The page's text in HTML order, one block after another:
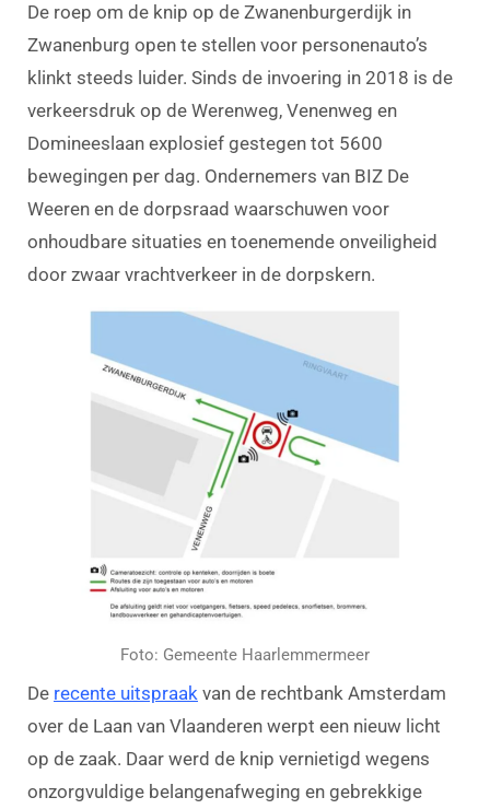
De roep om de knip op de Zwanenburgerdijk in
Zwanenburg open te stellen voor personenauto’s
klinkt steeds luider. Sinds de invoering in 2018 is de
verkeersdruk op de Werenweg, Venenweg en
Domineeslaan explosief gestegen tot 5600
bewegingen per dag. Ondernemers van BIZ De
Weeren en de dorpsraad waarschuwen voor
onhoudbare situaties en toenemende onveiligheid
door zwaar vrachtverkeer in de dorpskern.
Foto: Gemeente Haarlemmermeer
De recente uitspraak van de rechtbank Amsterdam
over de Laan van Vlaanderen werpt een nieuw licht
op de zaak. Daar werd de knip vernietigd wegens
onzorgvuldige belangenafweging en gebrekkige